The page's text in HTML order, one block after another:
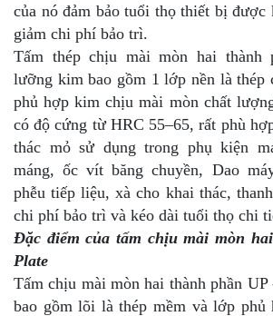
của nó đảm bảo tuổi thọ thiết bị được
giảm chi phí bảo trì.
Tấm thép chịu mài mòn hai thành
lưỡng kim bao gồm 1 lớp nền là thép
phủ hợp kim chịu mài mòn chất
có độ cứng từ HRC 55–65, rất phù
thác mỏ sử dụng trong phụ kiện
máng, ốc vít băng chuyền, Dao
phễu tiếp liệu, xà cho khai thác,
chi phí bảo trì và kéo dài tuổi thọ chi
Đặc điểm của tấm chịu mài mòn
Plate
Tấm chịu mài mòn hai thành phần
bao gồm lõi là thép mềm và lớp